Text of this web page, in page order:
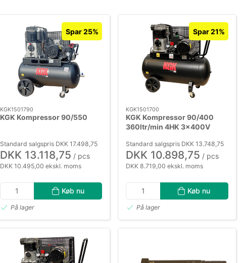
Spar 25%
KGK1501790
KGK Kompressor 90/550
Standard salgspris DKK 17.498,75
DKK 13.118,75 / pcs
DKK 10.495,00 ekskl. moms
Køb nu
På lager
Spar 21%
KGK1501700
KGK Kompressor 90/400
360ltr/min 4HK 3×400V
Standard salgspris DKK 13.748,75
DKK 10.898,75 / pcs
DKK 8.719,00 ekskl. moms
Køb nu
På lager